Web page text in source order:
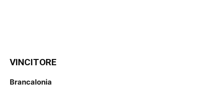
VINCITORE
Brancalonia